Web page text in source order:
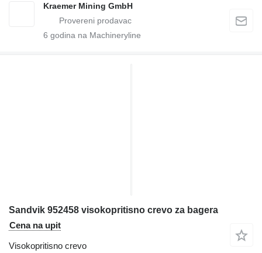
Kraemer Mining GmbH
6 godina na Machineryline
Sandvik 952458 visokopritisno crevo za bagera
Cena na upit
Visokopritisno crevo